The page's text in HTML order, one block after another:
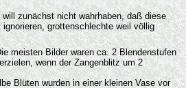
zunächst nicht wahrhaben, daß diese
grottenschlechte weil völlig
meisten Bilder waren ca. 2 Blendenstufen
wenn der Zangenblitz um 2
Blüten wurden in einer kleinen Vase vor